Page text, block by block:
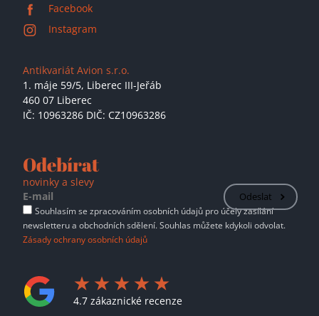
Facebook
Instagram
Antikvariát Avion s.r.o.
1. máje 59/5, Liberec III-Jeřáb
460 07 Liberec
IČ: 10963286 DIČ: CZ10963286
Odebírat
novinky a slevy
Odeslat
Souhlasím se zpracováním osobních údajů pro účely zasílání
newsletteru a obchodních sdělení. Souhlas můžete kdykoli odvolat.
Zásady ochrany osobních údajů
4.7 zákaznické recenze